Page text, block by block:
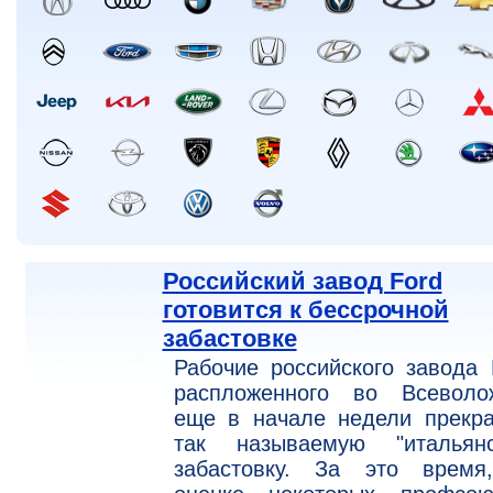
Российский завод Ford
готовится к бессрочной
забастовке
Рабочие российского завода
распложенного во
еще в начале недели
так называемую
забастовку. За это